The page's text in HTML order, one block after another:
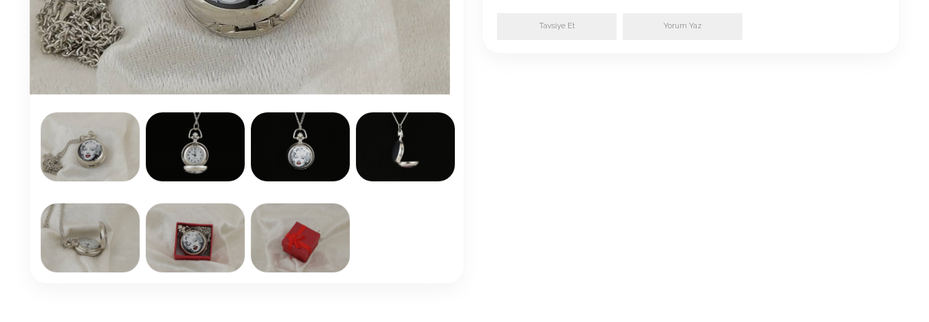
Tavsiye Et Yorum Yaz